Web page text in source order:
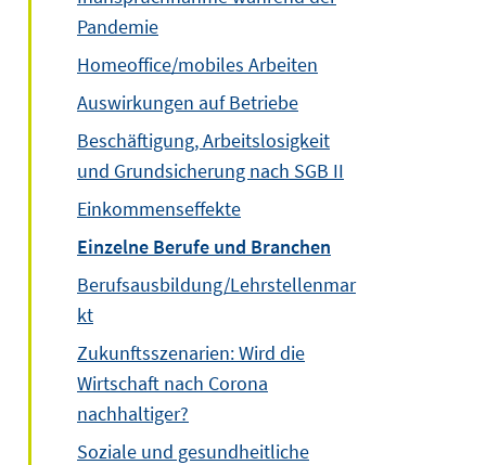
Pandemie
Homeoffice/mobiles Arbeiten
Auswirkungen auf Betriebe
Beschäftigung, Arbeitslosigkeit
und Grundsicherung nach SGB II
Einkommenseffekte
Einzelne Berufe und Branchen
Berufsausbildung/Lehrstellenmar
kt
Zukunftsszenarien: Wird die
Wirtschaft nach Corona
nachhaltiger?
Soziale und gesundheitliche